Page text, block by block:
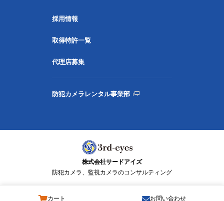
カート お問い合わせ
採用情報
取得特許一覧
代理店募集
防犯カメラレンタル事業部
株式会社サードアイズ
防犯カメラ、監視カメラのコンサルティング